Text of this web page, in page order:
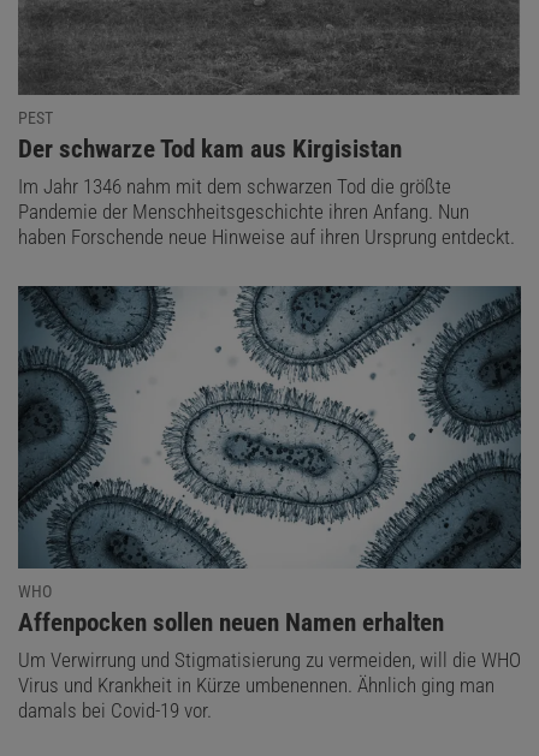
PEST
:
Der schwarze Tod kam aus Kirgisistan
Im Jahr 1346 nahm mit dem schwarzen Tod die größte
Pandemie der Menschheitsgeschichte ihren Anfang. Nun
haben Forschende neue Hinweise auf ihren Ursprung entdeckt.
WHO
:
Affenpocken sollen neuen Namen erhalten
Um Verwirrung und Stigmatisierung zu vermeiden, will die WHO
Virus und Krankheit in Kürze umbenennen. Ähnlich ging man
damals bei Covid-19 vor.